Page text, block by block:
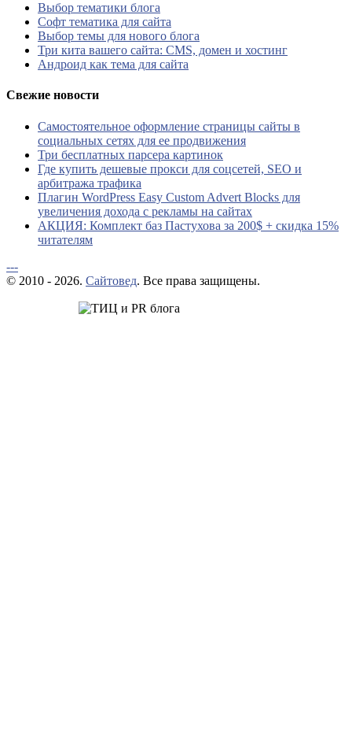
Выбор тематики блога
Софт тематика для сайта
Выбор темы для нового блога
Три кита вашего сайта: CMS, домен и хостинг
Андроид как тема для сайта
Свежие новости
Самостоятельное оформление страницы сайты в
социальных сетях для ее продвижения
Три бесплатных парсера картинок
Где купить дешевые прокси для соцсетей, SEO и
арбитража трафика
Плагин WordPress Easy Custom Advert Blocks для
увеличения дохода с рекламы на сайтах
АКЦИЯ: Комплект баз Пастухова за 200$ + скидка 15%
читателям
---
© 2010 - 2026. Сайтовед. Все права защищены.